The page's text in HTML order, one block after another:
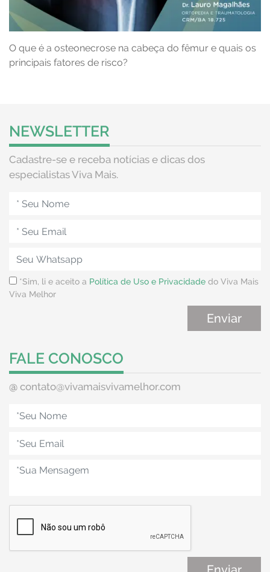
O que é a osteonecrose na cabeça do fêmur e quais os
principais fatores de risco?
NEWSLETTER
Cadastre-se e receba notícias e dicas dos
especialistas Viva Mais.
*Sim, li e aceito a Política de Uso e Privacidade do Viva Mais
Viva Melhor
FALE CONOSCO
@ contato@vivamaisvivamelhor.com